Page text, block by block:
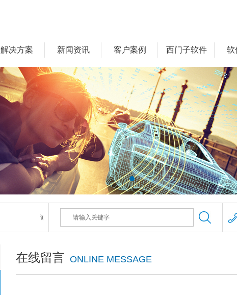
解决方案 新闻资讯 客户案例 西门子软件 软
诚信为本：市场在变，诚信永远不变...
在线留言 ONLINE MESSAGE